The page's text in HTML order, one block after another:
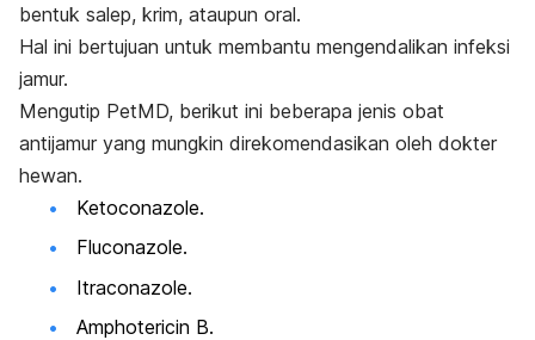
bentuk salep, krim, ataupun oral.
Hal ini bertujuan untuk membantu mengendalikan infeksi
jamur.
Mengutip PetMD, berikut ini beberapa jenis obat
antijamur yang mungkin direkomendasikan oleh dokter
hewan.
Ketoconazole.
Fluconazole.
Itraconazole.
Amphotericin B.